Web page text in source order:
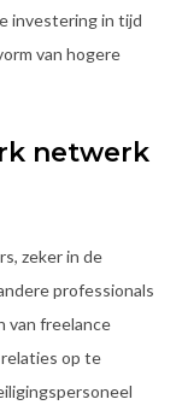
investering in tijd
van hogere
netwerk
zeker in de
professionals
van freelance
op te